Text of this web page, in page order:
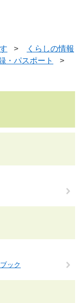
>
くらしの情報
・パスポート
>
ック